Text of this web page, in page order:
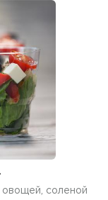
овощей, соленой